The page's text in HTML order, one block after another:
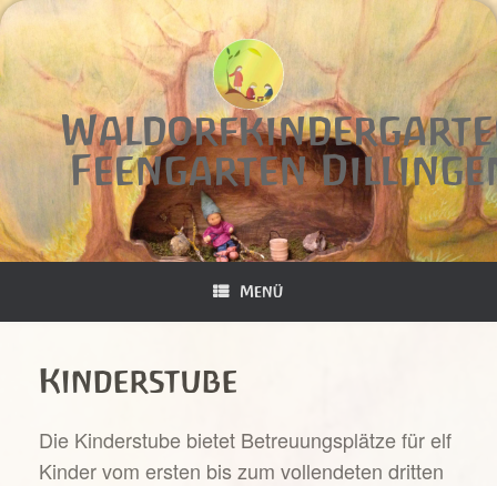
Zum
Inhalt
springen
Feengarten
Menü
Kinderstube
Die Kinderstube bietet Betreuungsplätze für elf
Kinder vom ersten bis zum vollendeten dritten